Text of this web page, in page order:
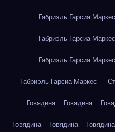
Габриэль Гарсиа
Габриэль Гарсиа
Габриэль Гарсиа
Габриэль Гарсиа Маркес —
Говядина Говядина
Говядина Говядина Говядина